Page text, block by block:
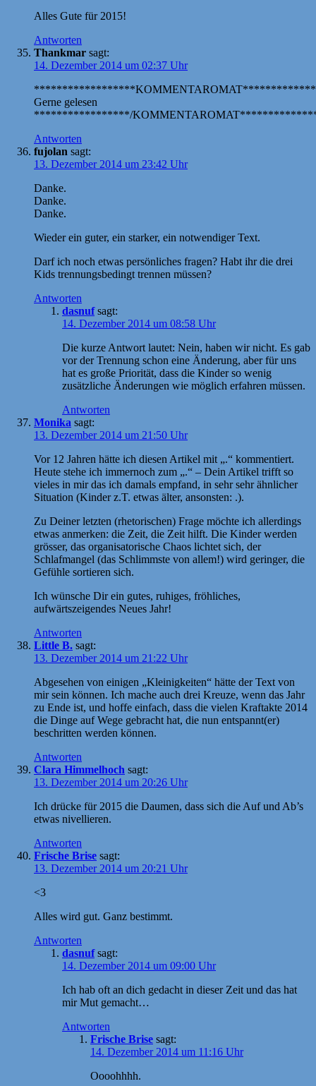
Alles Gute für 2015!
Antworten
Thankmar sagt:
14. Dezember 2014 um 02:37 Uhr
Gerne gelesen
*****************/
Antworten
fujolan sagt:
13. Dezember 2014 um 23:42 Uhr
Danke.
Danke.
Danke.
Wieder ein guter, ein starker, ein notwendiger Text.
Darf ich noch etwas persönliches fragen? Habt ihr die drei
Kids trennungsbedingt trennen müssen?
Antworten
dasnuf sagt:
14. Dezember 2014 um 08:58 Uhr
Die kurze Antwort lautet: Nein, haben wir nicht. Es gab
vor der Trennung schon eine Änderung, aber für uns
hat es große Priorität, dass die Kinder so wenig
zusätzliche Änderungen wie möglich erfahren müssen.
Antworten
Monika sagt:
13. Dezember 2014 um 21:50 Uhr
Vor 12 Jahren hätte ich diesen Artikel mit „.“ kommentiert.
Heute stehe ich immernoch zum „.“ – Dein Artikel trifft so
vieles in mir das ich damals empfand, in sehr sehr ähnlicher
Situation (Kinder z.T. etwas älter, ansonsten: .).
Zu Deiner letzten (rhetorischen) Frage möchte ich allerdings
etwas anmerken: die Zeit, die Zeit hilft. Die Kinder werden
grösser, das organisatorische Chaos lichtet sich, der
Schlafmangel (das Schlimmste von allem!) wird geringer, die
Gefühle sortieren sich.
Ich wünsche Dir ein gutes, ruhiges, fröhliches,
aufwärtszeigendes Neues Jahr!
Antworten
Little B. sagt:
13. Dezember 2014 um 21:22 Uhr
Abgesehen von einigen „Kleinigkeiten“ hätte der Text von
mir sein können. Ich mache auch drei Kreuze, wenn das Jahr
zu Ende ist, und hoffe einfach, dass die vielen Kraftakte 2014
die Dinge auf Wege gebracht hat, die nun entspannt(er)
beschritten werden können.
Antworten
Clara Himmelhoch sagt:
13. Dezember 2014 um 20:26 Uhr
Ich drücke für 2015 die Daumen, dass sich die Auf und Ab’s
etwas nivellieren.
Antworten
Frische Brise sagt:
13. Dezember 2014 um 20:21 Uhr
<3
Alles wird gut. Ganz bestimmt.
Antworten
dasnuf sagt:
14. Dezember 2014 um 09:00 Uhr
Ich hab oft an dich gedacht in dieser Zeit und das hat
mir Mut gemacht…
Antworten
Frische Brise sagt:
14. Dezember 2014 um 11:16 Uhr
Oooohhhh.